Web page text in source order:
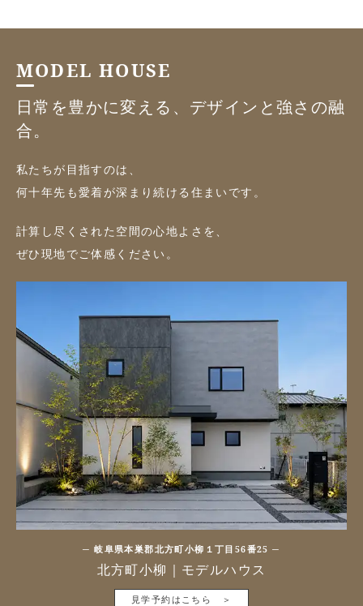
MODEL HOUSE
日常を豊かに変える、デザインと強さの融
合。
私たちが目指すのは、
何十年先も愛着が深まり続ける住まいです。
計算し尽くされた空間の心地よさを、
ぜひ現地でご体感ください。
岐阜県本巣郡北方町小柳１丁目56番25
北方町小柳｜モデルハウス
見学予約はこちら ＞